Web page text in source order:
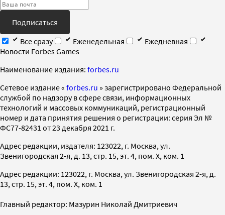
Подписаться
Все сразу
Еженедельная
Ежедневная
Новости Forbes Games
Наименование издания: forbes.ru
Cетевое издание « forbes.ru » зарегистрировано Федеральной
службой по надзору в сфере связи, информационных
технологий и массовых коммуникаций, регистрационный
номер и дата принятия решения о регистрации: серия Эл №
ФС77-82431 от 23 декабря 2021 г.
Адрес редакции, издателя: 123022, г. Москва, ул.
Звенигородская 2-я, д. 13, стр. 15, эт. 4, пом. X, ком. 1
Адрес редакции: 123022, г. Москва, ул. Звенигородская 2-я, д.
13, стр. 15, эт. 4, пом. X, ком. 1
Главный редактор: Мазурин Николай Дмитриевич